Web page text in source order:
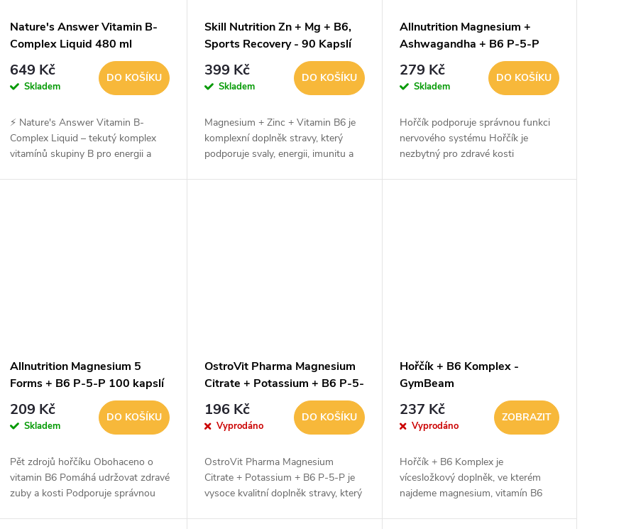
Nature's Answer Vitamin B-
Complex Liquid 480 ml
649 Kč
Skladem
DO KOŠÍKU
⚡ Nature's Answer Vitamin B-
Complex Liquid – tekutý komplex
vitamínů skupiny B pro energii a
Skill Nutrition Zn + Mg + B6,
Sports Recovery - 90 Kapslí
399 Kč
Skladem
DO KOŠÍKU
Magnesium + Zinc + Vitamin B6 je
komplexní doplněk stravy, který
podporuje svaly, energii, imunitu a
Allnutrition Magnesium +
Ashwagandha + B6 P-5-P
100 kapslí
279 Kč
Skladem
DO KOŠÍKU
Hořčík podporuje správnou funkci
nervového systému Hořčík je
nezbytný pro zdravé kosti
Allnutrition Magnesium 5
Forms + B6 P-5-P 100 kapslí
209 Kč
Skladem
DO KOŠÍKU
Pět zdrojů hořčíku Obohaceno o
vitamin B6 Pomáhá udržovat zdravé
zuby a kosti Podporuje správnou
OstroVit Pharma Magnesium
Citrate + Potassium + B6 P-5-
P 90 kapslí
196 Kč
Vyprodáno
DO KOŠÍKU
OstroVit Pharma Magnesium
Citrate + Potassium + B6 P-5-P je
vysoce kvalitní doplněk stravy, který
Hořčík + B6 Komplex -
GymBeam
237 Kč
Vyprodáno
ZOBRAZIT
Hořčík + B6 Komplex je
vícesložkový doplněk, ve kterém
najdeme magnesium, vitamín B6